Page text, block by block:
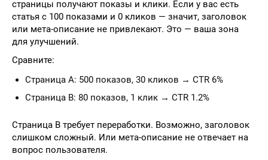
страницы получают показы и клики. Если у вас есть
статья с 100 показами и 0 кликов — значит, заголовок
или мета-описание не привлекают. Это — ваша зона
для улучшений.
Сравните:
Страница A: 500 показов, 30 кликов → CTR 6%
Страница B: 80 показов, 1 клик → CTR 1.2%
Страница B требует переработки. Возможно, заголовок
слишком сложный. Или мета-описание не отвечает на
вопрос пользователя.